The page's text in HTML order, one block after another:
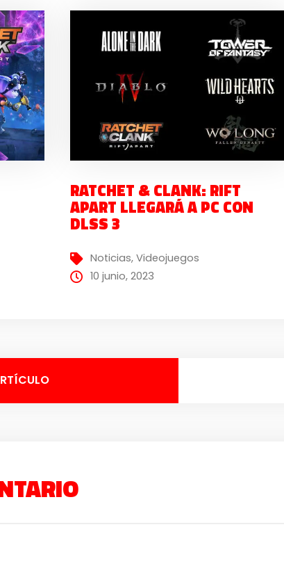
RATCHET & CLANK: RIFT
APART LLEGARÁ A PC CON
DLSS 3
Noticias, Videojuegos
10 junio, 2023